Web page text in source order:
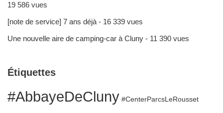
19 586 vues
[note de service] 7 ans déjà- 16 339 vues
Une nouvelle aire de camping-car à Cluny - 11 390 vues
Étiquettes
#AbbayeDeCluny #CenterParcsLeRousset